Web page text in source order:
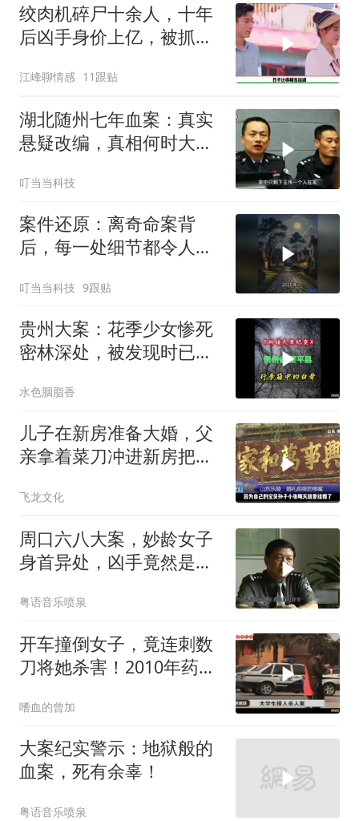
绞肉机碎尸十余人，十年
后凶手身价上亿，被抓后
江峰聊情感 11跟贴
湖北随州七年血案：真实
悬疑改编，真相何时大
叮当当科技
案件还原：离奇命案背
后，每一处细节都令人脊
叮当当科技 9跟贴
贵州大案：花季少女惨死
密林深处，被发现时已成
水色胭脂香
儿子在新房准备大婚，父
亲拿着菜刀冲进新房把儿
飞龙文化
周口六八大案，妙龄女子
身首异处，凶手竟然是以
粤语音乐喷泉
开车撞倒女子，竟连刺数
刀将她杀害！2010年药家
嗜血的曾加
大案纪实警示：地狱般的
血案，死有余辜！
粤语音乐喷泉